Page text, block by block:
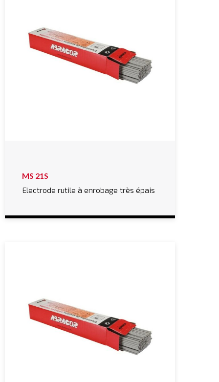
MS 21S
Electrode rutile à enrobage très épais